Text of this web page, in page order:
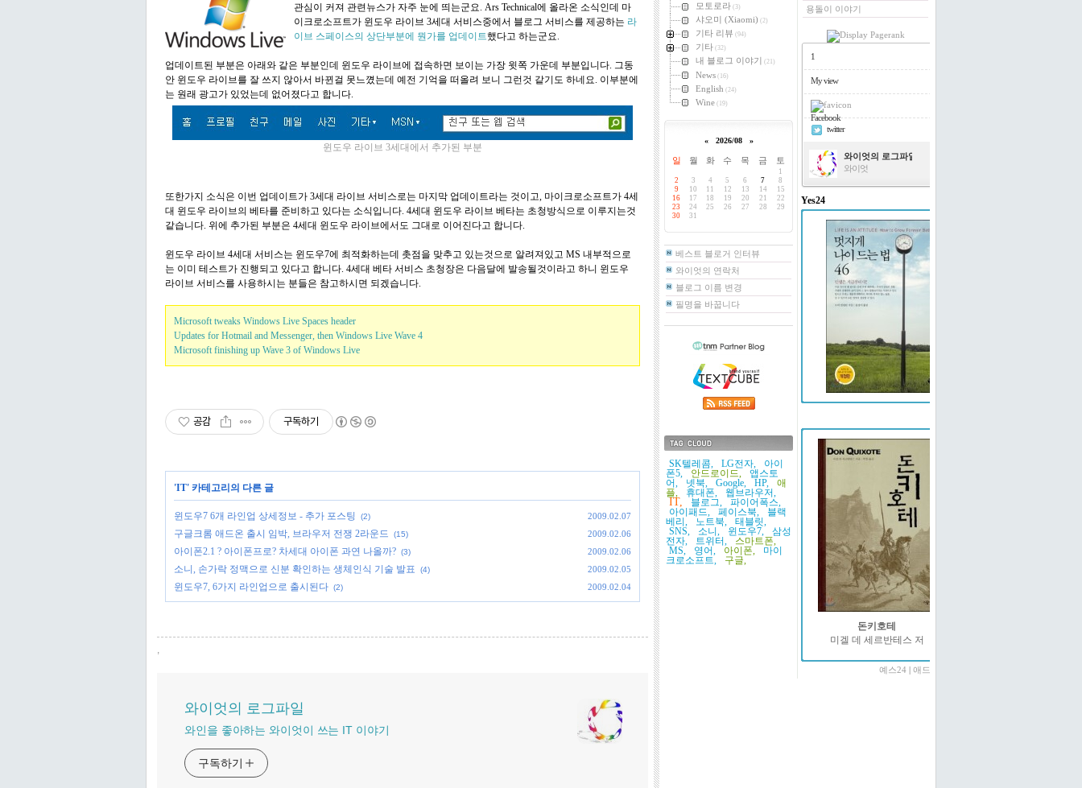
관심이 커져 관련뉴스가 자주 눈에 띄는군요. Ars Technical에 올라온 소식인데 마
이크로소프트가 윈도우 라이브 3세대 서비스중에서 블로그 서비스를 제공하는 라
이브 스페이스의 상단부분에 뭔가를 업데이트했다고 하는군요.
업데이트된 부분은 아래와 같은 부분인데 윈도우 라이브에 접속하면 보이는 가장 윗쪽 가운데 부분입니다. 그동
안 윈도우 라이브를 잘 쓰지 않아서 바뀐걸 못느꼈는데 예전 기억을 떠올려 보니 그런것 같기도 하네요. 이부분에
는 원래 광고가 있었는데 없어졌다고 합니다.
윈도우 라이브 3세대에서 추가된 부분
또한가지 소식은 이번 업데이트가 3세대 라이브 서비스로는 마지막 업데이트라는 것이고, 마이크로소프트가 4세
대 윈도우 라이브의 베타를 준비하고 있다는 소식입니다. 4세대 윈도우 라이브 베타는 초청방식으로 이루지는것
같습니다. 위에 추가된 부분은 4세대 윈도우 라이브에서도 그대로 이어진다고 합니다.
윈도우 라이브 4세대 서비스는 윈도우7에 최적화하는데 촛점을 맞추고 있는것으로 알려져있고 MS 내부적으로
는 이미 테스트가 진행되고 있다고 합니다. 4세대 베타 서비스 초청장은 다음달에 발송될것이라고 하니 윈도우
라이브 서비스를 사용하시는 분들은 참고하시면 되겠습니다.
Microsoft tweaks Windows Live Spaces header
Updates for Hotmail and Messenger, then Windows Live Wave 4
Microsoft finishing up Wave 3 of Windows Live
공감 구독하기
'IT' 카테고리의 다른 글
윈도우7 6개 라인업 상세정보 - 추가 포스팅 (2) 2009.02.07
구글크롬 애드온 출시 임박, 브라우저 전쟁 2라운드 (15) 2009.02.06
아이폰2.1 ? 아이폰프로? 차세대 아이폰 과연 나올까? (3) 2009.02.06
소니, 손가락 정맥으로 신분 확인하는 생체인식 기술 발표 (4) 2009.02.05
윈도우7, 6가지 라인업으로 출시된다 (2) 2009.02.04
,
와이엇의 로그파일
와인을 좋아하는 와이엇이 쓰는 IT 이야기
구독하기
모토로라 (3)
샤오미 (Xiaomi) (2)
기타 리뷰 (94)
기타 (32)
내 블로그 이야기 (21)
News (16)
English (24)
Wine (19)
« 2026/08 »
일 월 화 수 목 금 토
1
2
3 4 5 6 7
8
9
10 11 12 13 14
15
16
17 18 19 20 21
22
23
24 25 26 27 28
29
30
31
베스트 블로거 인터뷰
와이엇의 연락처
블로그 이름 변경
필명을 바꿉니다
태그목록
SK텔레콤, LG전자,
아이
폰5,
안드로이드,
앱스토
어,
넷북, Google, HP,
애
플,
휴대폰, 웹브라우저,
IT, 블로그,
파이어폭스,
아이패드,
페이스북,
블랙
베리,
노트북,
태블릿,
SNS,
소니, 윈도우7,
삼성
전자,
트위터,
스마트폰,
MS,
영어, 아이폰,
마이
크로소프트,
구글,
용돌이 이야기
1
My view
Facebook
twitter
와이엇의 로그파일
와이엇
Yes24
돈키호테
미겔 데 세르반테스 저
예스24 | 애드온2